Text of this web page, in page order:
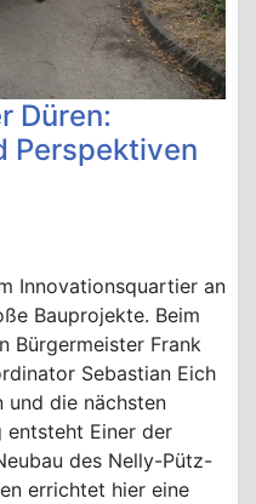
Düren:
Perspektiven
Innovationsquartier an
Bauprojekte. Beim
Bürgermeister Frank
Sebastian Eich
und die nächsten
entsteht Einer der
des Nelly-Pütz-
errichtet hier eine